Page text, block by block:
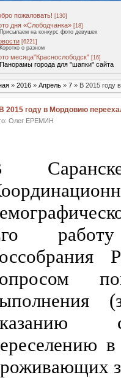
пожаловать! [130]
дня «Слободчанка» [18]
Присылаем на конкурс фото девушек
[6221]
Коротко о разном
месяца"Краснослободск" [16]
Панорамы города для "шапки" сайта
» 2016 » Апрель » 7 » В 2015 году
В 2015 году в Мордовию
Олег ЕРЕМИН
работу